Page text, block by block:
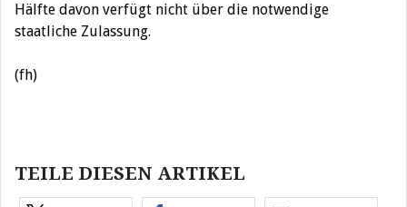
Hälfte davon verfügt nicht über die notwendige
staatliche Zulassung.
(fh)
TEILE DIESEN ARTIKEL